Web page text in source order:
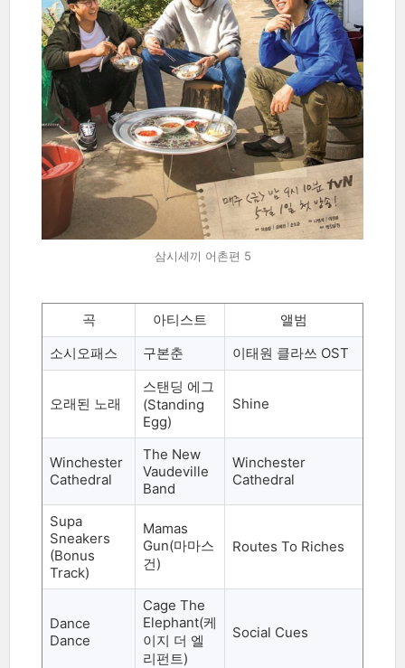
삼시세끼 어촌편 5
곡 아티스트
앨범
소시오패스
구본춘 이태원 클라쓰 OST
오래된 노래
스탠딩 에그
(Standing
Egg)
Shine
Winchester
Cathedral
The New
Vaudeville
Band
Winchester
Cathedral
Supa
Sneakers
(Bonus
Track)
Mamas
Gun(마마스
건)
Routes To Riches
Dance
Dance
Cage The
Elephant(케
이지 더 엘
리펀트)
Social Cues